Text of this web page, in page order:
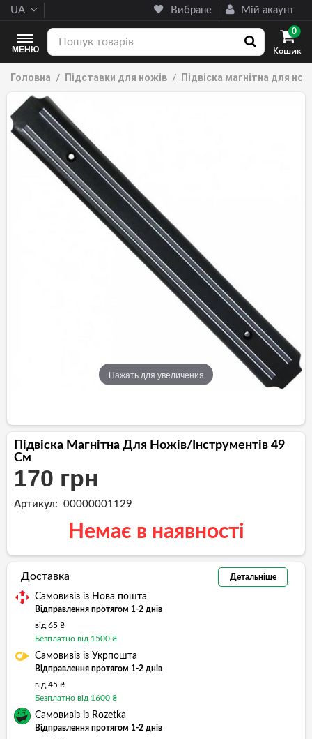
Вибране Мій акаунт
UA
Кошик
0
МЕНЮ
Головна Підставки для ножів Підвіска магнітна для
Нажать для увеличения
Підвіска Магнітна Для Ножів/інструментів 49
См
170 грн
Артикул: 00000001129
Немає в наявності
Доставка Детальніше
Самовивіз із Нова пошта
Відправлення протягом 1-2 днів
від 65 ₴
Безплатно від 1500 ₴
Самовивіз із Укрпошта
Відправлення протягом 1-2 днів
від 45 ₴
Безплатно від 1600 ₴
Самовивіз із Rozetka
Відправлення протягом 1-2 днів